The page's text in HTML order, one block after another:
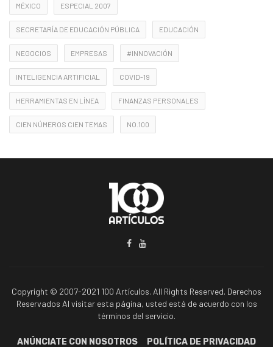
MÉXICO ESPECIAL 2007
SECRETARÍA DE EDUCACIÓN PÚBLICA EDUCACIÓN
NEGOCIOS EMPRESAS #INNOVACIÓN
INTELIGENCIA ARTIFICIAL COVID-19
HERRAMIENTAS EN LÍNEA FINANZAS PERSONALES
CIEN NÚMEROS CIEN TEMAS NO.100
Copyright © 2007-2021 100 Artículos. All Rights Reserved. Derechos
Reservados Al visitar esta página, usted está de acuerdo con los
términos del servicio.
ANÚNCIATE CON NOSOTROS POLÍTICA DE PRIVACIDAD